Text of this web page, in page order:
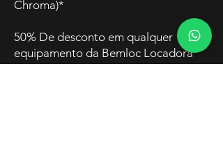
Chroma)*
50% De desconto em qualquer
equipamento da Bemloc Locadora